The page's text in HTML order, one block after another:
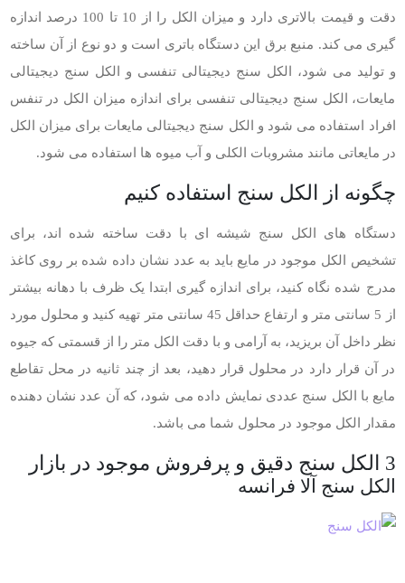
دقت و قیمت بالاتری دارد و میزان الکل را از 10 تا 100 درصد اندازه
گیری می کند. منبع برق این دستگاه باتری است و دو نوع از آن ساخته
و تولید می شود، الکل سنج دیجیتالی تنفسی و الکل سنج دیجیتالی
مایعات، الکل سنج دیجیتالی تنفسی برای اندازه میزان الکل در تنفس
افراد استفاده می شود و الکل سنج دیجیتالی مایعات برای میزان الکل
در مایعاتی مانند مشروبات الکلی و آب میوه ها استفاده می شود.
چگونه از الکل سنج استفاده کنیم
دستگاه های الکل سنج شیشه ای با دقت ساخته شده اند، برای
تشخیص الکل موجود در مایع باید به عدد نشان داده شده بر روی کاغذ
مدرج شده نگاه کنید، برای اندازه گیری ابتدا یک ظرف با دهانه بیشتر
از 5 سانتی متر و ارتفاع حداقل 45 سانتی متر تهیه کنید و محلول مورد
نظر داخل آن بریزید، به آرامی و با دقت الکل متر را از قسمتی که جیوه
در آن قرار دارد در محلول قرار دهید، بعد از چند ثانیه در محل تقاطع
مایع با الکل سنج عددی نمایش داده می شود، که آن عدد نشان دهنده
مقدار الکل موجود در محلول شما می باشد.
3 الکل سنج دقیق و پرفروش موجود در بازار
الکل سنج آلا فرانسه